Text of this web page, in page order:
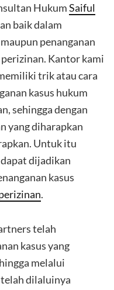
HukumSaiful
baik dalam
maupun penanganan
Kantor kami
trik atau cara
kasus hukum
sehingga dengan
yang diharapkan
Untuk itu
dijadikan
kasus
.
telah
kasus yang
melalui
dilaluinya